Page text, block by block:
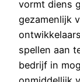
vormt diens
gezamenlijk
spellen aan
bedrijf in